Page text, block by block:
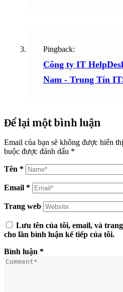
Pingback:
Công ty IT
Nam - Trung Tín
Để lại một bình luận
Email của bạn sẽ không được hiển
buộc được đánh dấu *
Tên *
Email *
Trang web
Lưu tên của tôi, email, và
cho lần bình luận kế tiếp của tôi.
Bình luận *